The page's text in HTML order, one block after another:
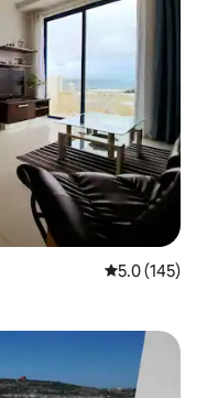
Calificación
5.0 (145)